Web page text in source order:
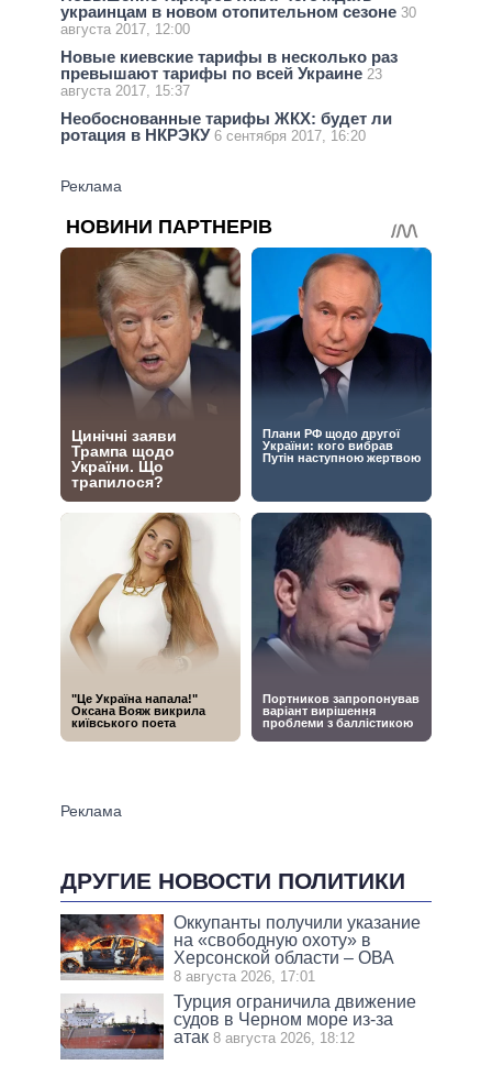
украинцам в новом отопительном сезоне 30
августа 2017, 12:00
Новые киевские тарифы в несколько раз
превышают тарифы по всей Украине 23
августа 2017, 15:37
Необоснованные тарифы ЖКХ: будет ли
ротация в НКРЭКУ 6 сентября 2017, 16:20
ДРУГИЕ НОВОСТИ ПОЛИТИКИ
Оккупанты получили указание
на «свободную охоту» в
Херсонской области – ОВА
8 августа 2026, 17:01
Турция ограничила движение
судов в Черном море из-за
атак 8 августа 2026, 18:12